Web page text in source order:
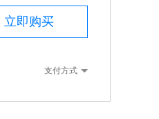
立即购买
支付方式